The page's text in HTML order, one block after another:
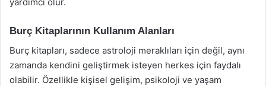
Burç Kitaplarının Kullanım Alanları
Burç kitapları, sadece astroloji meraklıları için değil, aynı
zamanda kendini geliştirmek isteyen herkes için faydalı
olabilir. Özellikle kişisel gelişim, psikoloji ve yaşam